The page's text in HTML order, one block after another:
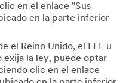
en el enlace "Sus
en la parte inferior
el Reino Unido, el EEE u
exija la ley, puede optar
clic en el enlace